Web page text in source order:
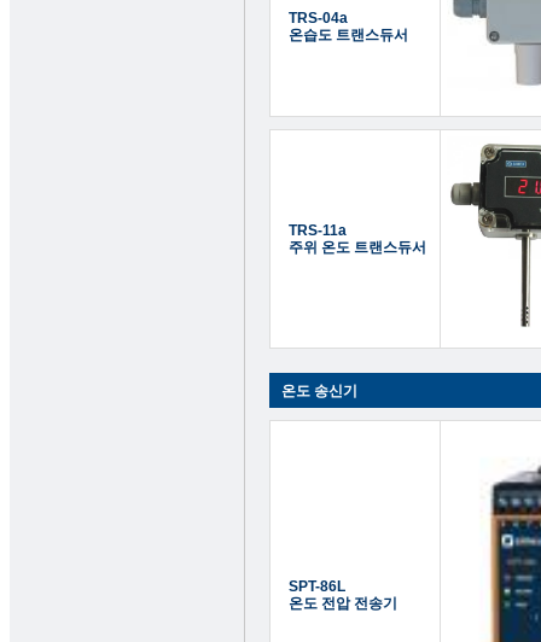
TRS-04a
온습도 트랜스듀서
TRS-11a
주위 온도 트랜스듀서
온도 송신기
SPT-86L
온도 전압 전송기